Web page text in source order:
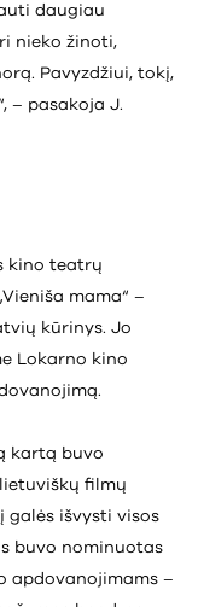
daugiau
nieko žinoti,
Pavyzdžiui, tokį,
– pasakoja J.
kino teatrų
mama“ –
kūrinys. Jo
Lokarno kino
kartą buvo
filmų
galės išvysti visos
buvo nominuotas
apdovanojimams –